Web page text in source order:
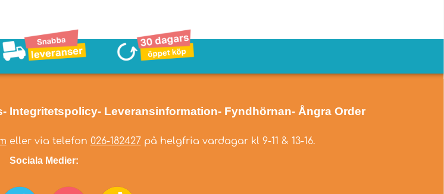
- Integritetspolicy- Leveransinformation- Fyndhörnan- Ångra Order
eller via telefon 026-182427 på helgfria vardagar kl 9-11 & 13-16.
Sociala Medier: